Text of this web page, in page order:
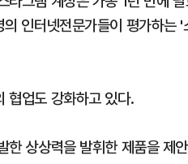
인터넷전문가들이 평가하는
협업도 강화하고 있다.
한 상상력을 발휘한 제품을 제